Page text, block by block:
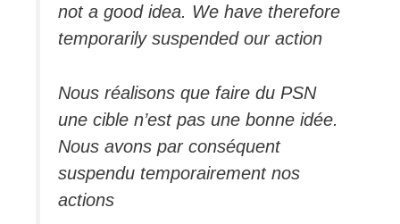
not a good idea. We have therefore
temporarily suspended our action
Nous réalisons que faire du PSN
une cible n’est pas une bonne idée.
Nous avons par conséquent
suspendu temporairement nos
actions